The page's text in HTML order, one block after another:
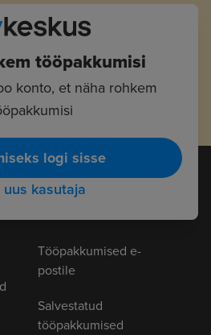
tööpakkumisi
konto, et näha rohkem
logi sisse
uus kasutaja
Tööpakkumised e-
postile
Salvestatud
tööpakkumised